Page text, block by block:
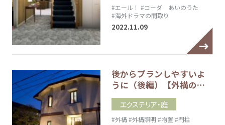
#エール！ #コーダ あいのうた
#海外ドラマの間取り
2022.11.09
後からプランしやすいよ
うに（後編）【外構の…
エクステリア・庭
#外構#外構照明 #物置 #門柱